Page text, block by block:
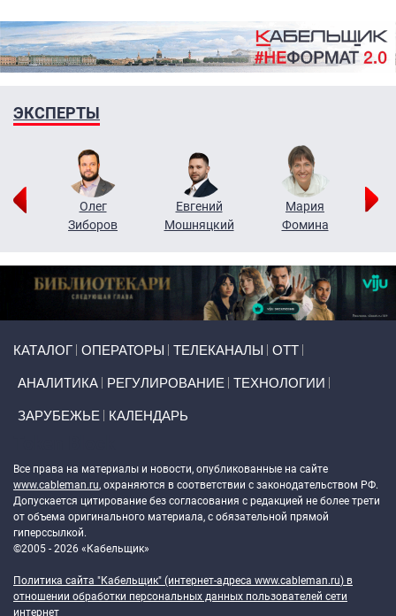
ЭКСПЕРТЫ
Олег
Зиборов
Евгений
Мошняцкий
Мария
Фомина
КАТАЛОГ ОПЕРАТОРЫ ТЕЛЕКАНАЛЫ ОТТ
АНАЛИТИКА РЕГУЛИРОВАНИЕ ТЕХНОЛОГИИ
ЗАРУБЕЖЬЕ КАЛЕНДАРЬ
Все права на материалы и новости, опубликованные на сайте
www.cableman.ru, охраняются в соответствии с законодательством РФ.
Допускается цитирование без согласования с редакцией не более трети
от объема оригинального материала, с обязательной прямой
гиперссылкой.
©2005 - 2026 «Кабельщик»
Политика сайта "Кабельщик" (интернет-адреса www.cableman.ru) в
отношении обработки персональных данных пользователей сети
интернет